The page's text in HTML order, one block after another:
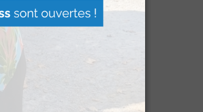
offert par Version
Voyages pour les grands